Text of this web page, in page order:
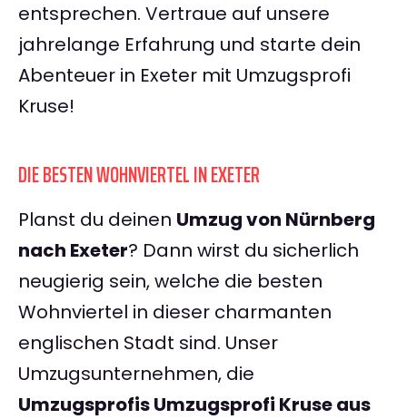
entsprechen. Vertraue auf unsere
jahrelange Erfahrung und starte dein
Abenteuer in Exeter mit Umzugsprofi
Kruse!
DIE BESTEN WOHNVIERTEL IN EXETER
Planst du deinen Umzug von Nürnberg
nach Exeter? Dann wirst du sicherlich
neugierig sein, welche die besten
Wohnviertel in dieser charmanten
englischen Stadt sind. Unser
Umzugsunternehmen, die
Umzugsprofis Umzugsprofi Kruse aus